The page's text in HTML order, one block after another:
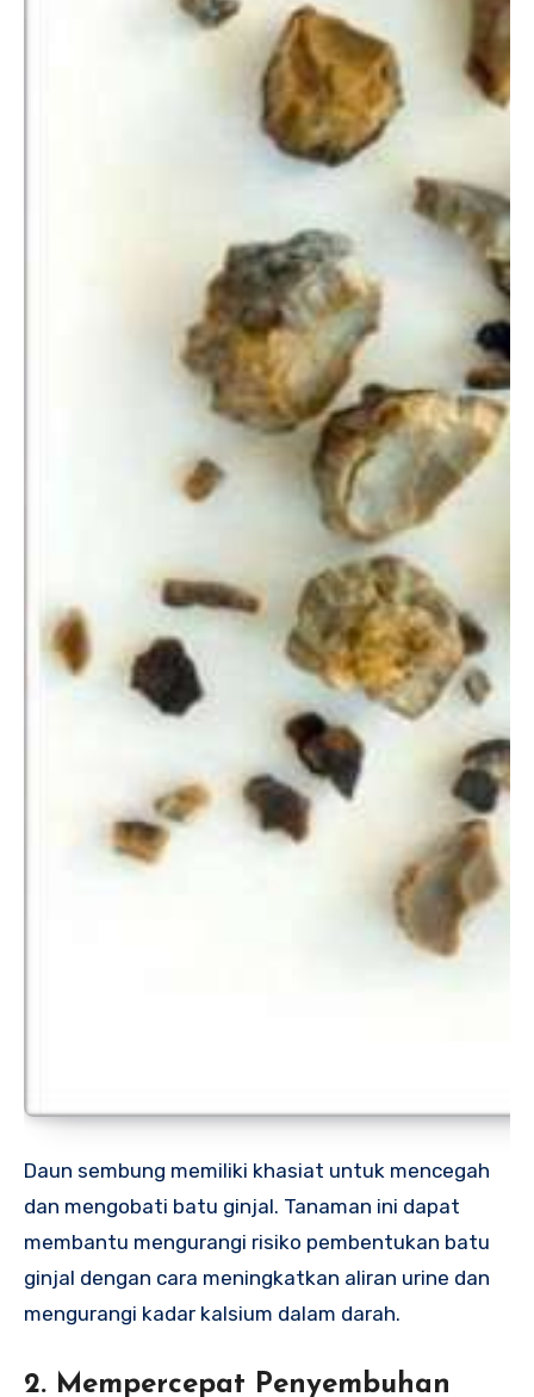
Daun sembung memiliki khasiat untuk mencegah
dan mengobati batu ginjal. Tanaman ini dapat
membantu mengurangi risiko pembentukan batu
ginjal dengan cara meningkatkan aliran urine dan
mengurangi kadar kalsium dalam darah.
2. Mempercepat Penyembuhan